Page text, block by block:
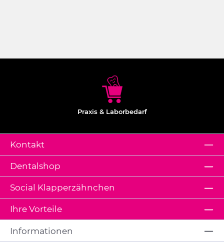
Praxis & Laborbedarf
Kontakt
Dentalshop
Ihre Vorteile
Social Klapperzähnchen
Informationen